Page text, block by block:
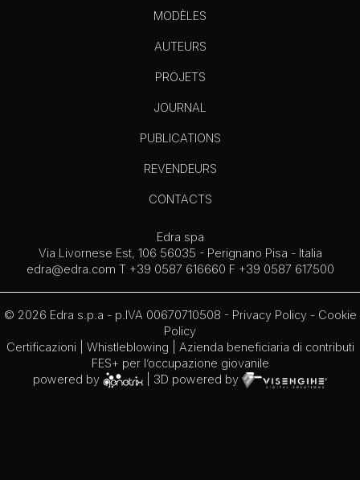
MODÈLES
AUTEURS
PROJETS
JOURNAL
PUBLICATIONS
REVENDEURS
CONTACTS
Edra spa
Via Livornese Est, 106 56035 - Perignano Pisa - Italia
edra@edra.com T +39 0587 616660 F +39 0587 617500
© 2026 Edra s.p.a - p.IVA 00670710508 - Privacy Policy- Cookie
Policy
Certificazioni
Whistleblowing | Azienda beneficiaria di contributi
FES+ per l’occupazione giovanile
powered by
| 3D powered by